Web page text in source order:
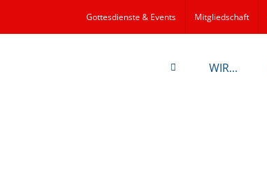
Gottesdienste & Events Mitgliedschaft
WIR…